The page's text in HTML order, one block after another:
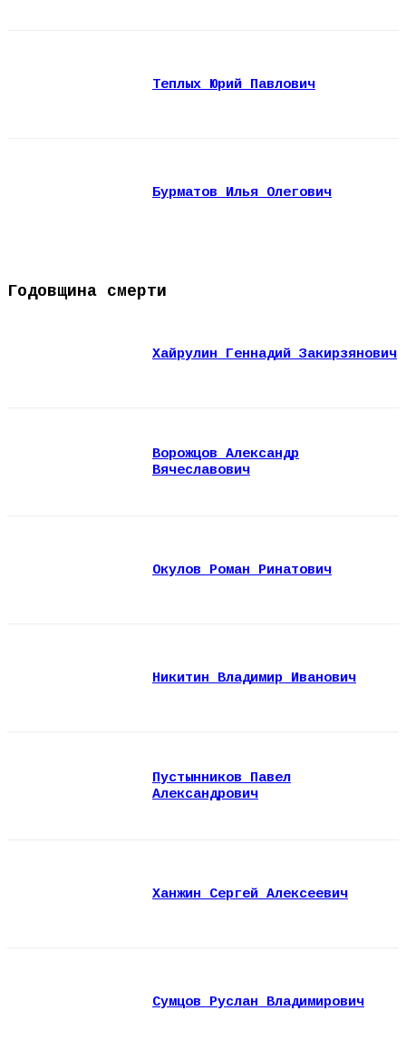
Теплых Юрий Павлович
Бурматов Илья Олегович
Годовщина смерти
Хайрулин Геннадий Закирзянович
Ворожцов Александр
Вячеславович
Окулов Роман Ринатович
Никитин Владимир Иванович
Пустынников Павел
Александрович
Ханжин Сергей Алексеевич
Сумцов Руслан Владимирович